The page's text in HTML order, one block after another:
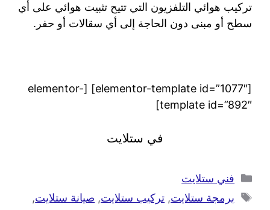
تركيب هوائي التلفزيون التي تتيح تثبيت هوائي على أي
سطح أو مبنى دون الحاجة إلى أي سقالات أو حفر.
[elementor-template id=”1077″] [elementor-
template id=”892″]
في ستلايت
فني ستلايت
برمجة ستلايت, تركيب ستلايت, صيانة ستلايت,